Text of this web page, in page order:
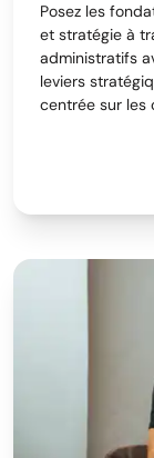
Posez les
et stratégie à
administratifs
leviers
centrée sur les